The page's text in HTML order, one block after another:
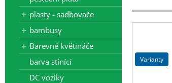
plasty - sadbovače
bambusy
Barevné květináče
barva stínící
DC vozíky
Všechny
varianty